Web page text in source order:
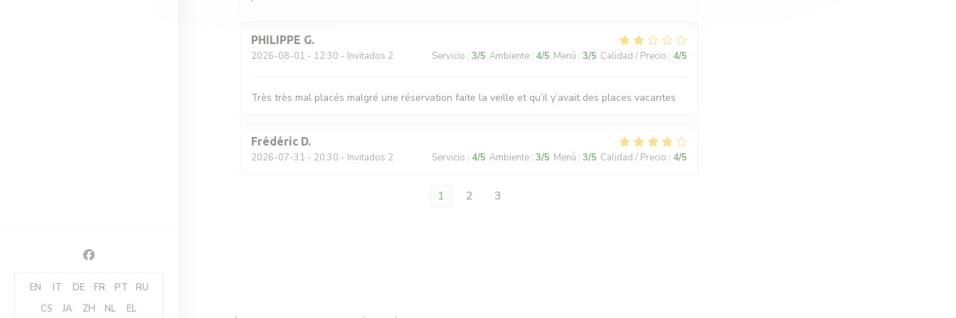
Facebook ((abre en una nueva ventana))
EN IT DE FR PT
RU
CS
JA ZH NL EL
PHILIPPE G
2026-08-01 - 12:30 - Invitados 2 Servicio : 3/5 Ambiente : 4/5 Menú : 3/5 Calidad / Precio : 4/5
Très très mal placés malgré une réservation faite la veille et qu’il y’avait des places vacantes
Frédéric D
2026-07-31 - 20:30 - Invitados 2 Servicio : 4/5 Ambiente : 3/5 Menú : 3/5 Calidad / Precio : 4/5
1 2 3